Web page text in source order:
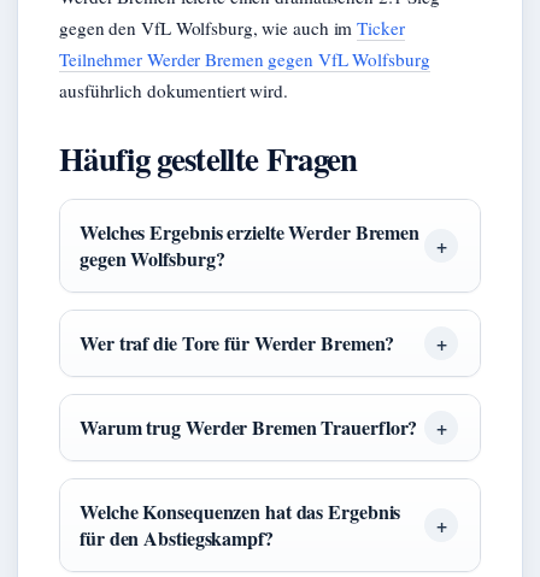
gegen den VfL Wolfsburg, wie auch imTicker
Teilnehmer Werder Bremen gegen VfL Wolfsburg
ausführlich dokumentiert wird.
Häufig gestellte Fragen
Welches Ergebnis erzielte Werder Bremen
gegen Wolfsburg?
Wer traf die Tore für Werder Bremen?
Warum trug Werder Bremen Trauerflor?
Welche Konsequenzen hat das Ergebnis
für den Abstiegskampf?